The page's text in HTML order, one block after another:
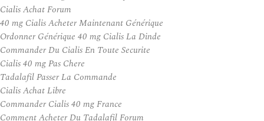
Cialis Achat Forum
40 mg Cialis Acheter Maintenant Générique
Ordonner Générique 40 mg Cialis La Dinde
Commander Du Cialis En Toute Securite
Cialis 40 mg Pas Chere
Tadalafil Passer La Commande
Cialis Achat Libre
Commander Cialis 40 mg France
Comment Acheter Du Tadalafil Forum